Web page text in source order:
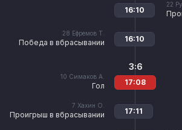
22
16:10
28 Ефремов Т.
Победа в вбрасывании 16:10
10 Симаков А.
Гол
3:6
17:08
7 Хахин О.
Проигрыш в вбрасывании 17:11